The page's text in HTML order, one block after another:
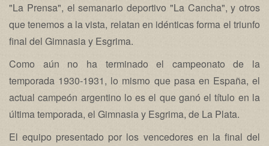
"La Prensa", el semanario deportivo "La Cancha", y otros
que tenemos a la vista, relatan en idénticas forma el triunfo
final del Gimnasia y Esgrima.
Como aún no ha terminado el campeonato de la
temporada 1930-1931, lo mismo que pasa en España, el
actual campeón argentino lo es el que ganó el título en la
última temporada, el Gimnasia y Esgrima, de La Plata.
El equipo presentado por los vencedores en la final del